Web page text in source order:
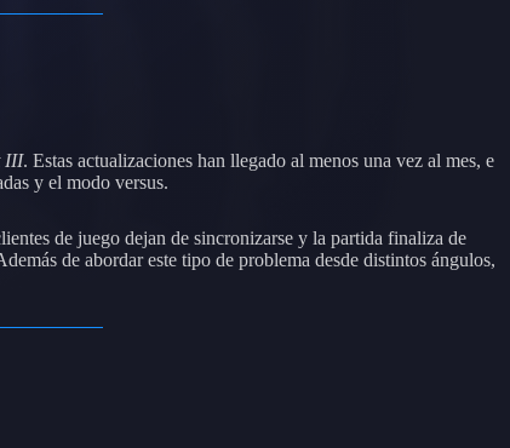
III. Estas actualizaciones han llegado al menos una vez al mes, e
y el modo versus.
de juego dejan de sincronizarse y la partida finaliza de
de abordar este tipo de problema desde distintos ángulos,